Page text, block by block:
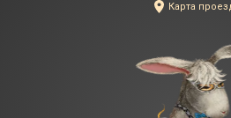
Карта